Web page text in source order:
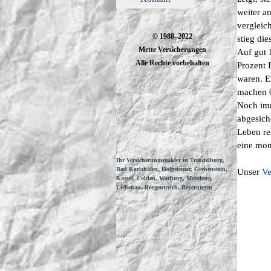
© 1988–2022
Mette Versicherungen
Alle Rechte vorbehalten
Ihr Versicherungsmakler in Trendelburg,
Bad Karlshafen, Hofgeismar, Grebenstein,
Kassel, Calden, Warburg, Marsberg,
Liebenau, Borgentreich, Beverungen
weiter
stieg
Auf gut
Prozent
waren.
machen
Noch
Leben
eine
Unser